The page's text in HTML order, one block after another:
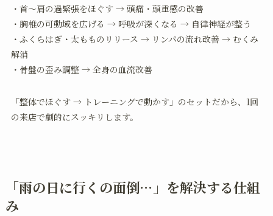
・首〜肩の過緊張をほぐす → 頭痛・頭重感の改善
・胸椎の可動域を広げる → 呼吸が深くなる → 自律神経が整う
・ふくらはぎ・太もものリリース → リンパの流れ改善 → むくみ
解消
・骨盤の歪み調整 → 全身の血流改善
「整体でほぐす → トレーニングで動かす」のセットだから、1回
の来店で劇的にスッキリします。
「雨の日に行くの面倒…」を解決する仕組
み